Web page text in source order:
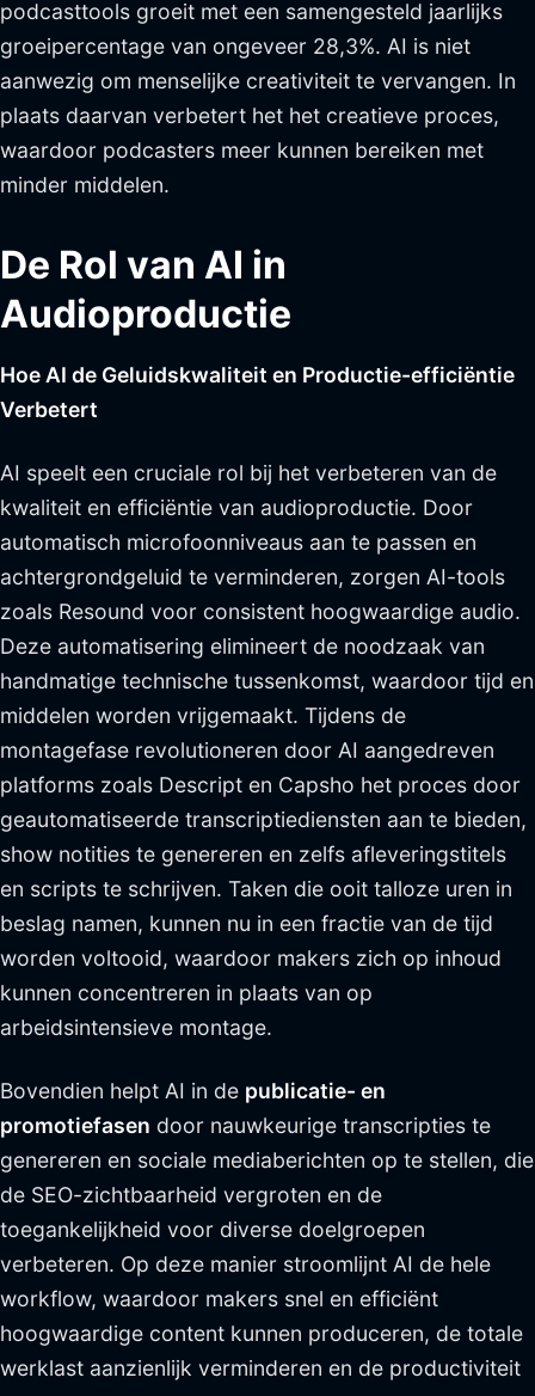
podcasttools groeit met een samengesteld jaarlijks
groeipercentage van ongeveer 28,3%. AI is niet
aanwezig om menselijke creativiteit te vervangen. In
plaats daarvan verbetert het het creatieve proces,
waardoor podcasters meer kunnen bereiken met
minder middelen.
De Rol van AI in
Audioproductie
Hoe AI de Geluidskwaliteit en Productie-efficiëntie
Verbetert
AI speelt een cruciale rol bij het verbeteren van de
kwaliteit en efficiëntie van audioproductie. Door
automatisch microfoonniveaus aan te passen en
achtergrondgeluid te verminderen, zorgen AI-tools
zoals Resound voor consistent hoogwaardige audio.
Deze automatisering elimineert de noodzaak van
handmatige technische tussenkomst, waardoor tijd en
middelen worden vrijgemaakt. Tijdens de
montagefase revolutioneren door AI aangedreven
platforms zoals Descript en Capsho het proces door
geautomatiseerde transcriptiediensten aan te bieden,
show notities te genereren en zelfs afleveringstitels
en scripts te schrijven. Taken die ooit talloze uren in
beslag namen, kunnen nu in een fractie van de tijd
worden voltooid, waardoor makers zich op inhoud
kunnen concentreren in plaats van op
arbeidsintensieve montage.
Bovendien helpt AI in de publicatie- en
promotiefasen door nauwkeurige transcripties te
genereren en sociale mediaberichten op te stellen, die
de SEO-zichtbaarheid vergroten en de
toegankelijkheid voor diverse doelgroepen
verbeteren. Op deze manier stroomlijnt AI de hele
workflow, waardoor makers snel en efficiënt
hoogwaardige content kunnen produceren, de totale
werklast aanzienlijk verminderen en de productiviteit